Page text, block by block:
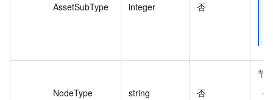
AssetSubType integer 否
NodeType string 否
节